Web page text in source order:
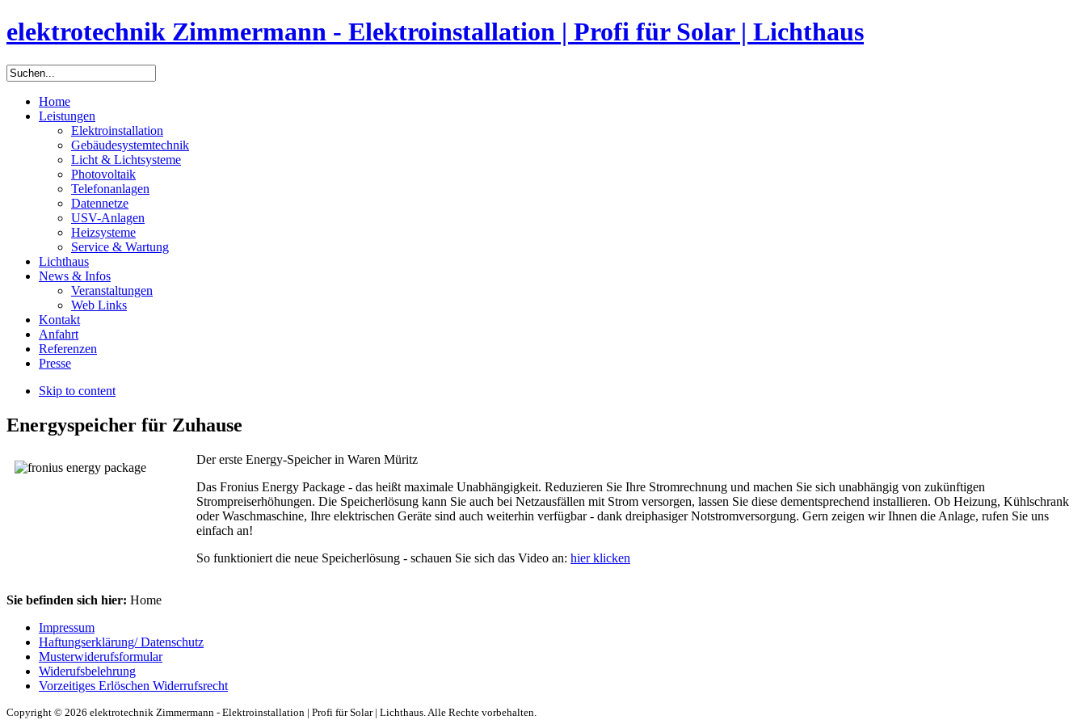
elektrotechnik Zimmermann - Elektroinstallation | Profi für Solar | Lichthaus
Home
Leistungen
Elektroinstallation
Gebäudesystemtechnik
Licht & Lichtsysteme
Photovoltaik
Telefonanlagen
Datennetze
USV-Anlagen
Heizsysteme
Service & Wartung
Lichthaus
News & Infos
Veranstaltungen
Web Links
Kontakt
Anfahrt
Referenzen
Presse
Skip to content
Energyspeicher für Zuhause
Der erste Energy-Speicher in Waren Müritz
Das Fronius Energy Package - das heißt maximale Unabhängigkeit. Reduzieren Sie Ihre Stromrechnung und machen Sie sich unabhängig von zukünftigen
Strompreiserhöhungen. Die Speicherlösung kann Sie auch bei Netzausfällen mit Strom versorgen, lassen Sie diese dementsprechend installieren. Ob Heizung, Kühlschrank
oder Waschmaschine, Ihre elektrischen Geräte sind auch weiterhin verfügbar - dank dreiphasiger Notstromversorgung. Gern zeigen wir Ihnen die Anlage, rufen Sie uns
einfach an!
So funktioniert die neue Speicherlösung - schauen Sie sich das Video an: hier klicken
Sie befinden sich hier: Home
Impressum
Haftungserklärung/ Datenschutz
Musterwiderufsformular
Widerufsbelehrung
Vorzeitiges Erlöschen Widerrufsrecht
Copyright © 2026 elektrotechnik Zimmermann - Elektroinstallation | Profi für Solar | Lichthaus. Alle Rechte vorbehalten.